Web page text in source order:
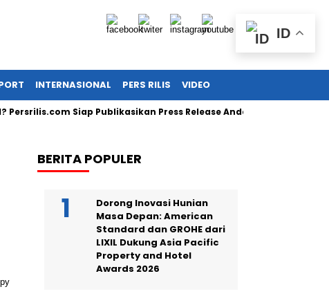
INTERNASIONAL PERS RILIS VIDEO
Siap Publikasikan Press Release Anda!
BERITA POPULER
Dorong Inovasi Hunian
Masa Depan: American
Standard dan GROHE dari
LIXIL Dukung Asia Pacific
Property and Hotel
Awards 2026
ID